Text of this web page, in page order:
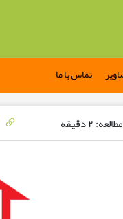
تماس با ما
۲ دقیقه